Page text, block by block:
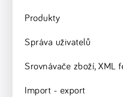
Produkty
Správa uživatelů
Srovnávače zboží, XML
Import - export